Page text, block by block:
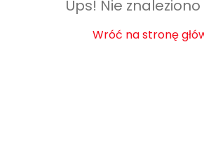
Ups! Nie
Wróć na stronę